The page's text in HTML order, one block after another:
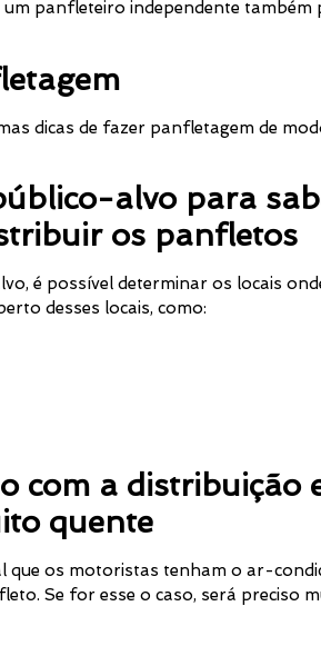
panfleteiro independente também
dicas de fazer panfletagem de
alvo para
os panfletos
é possível determinar os locais
desses locais, como:
com a distribuição
quente
que os motoristas tenham o ar-
Se for esse o caso, será preciso